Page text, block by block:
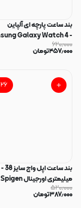
بند ساعت پارچه ای آلپاین
Galaxy Watch 4 -
Watch 5 Pro طوسی کد 96849
۶۲۰٫۰۰۰
۴۵۷٫۰۰۰تومان
۲۶
میلیمتری اورجینال Spigen
۵۲۰٫۰۰۰
۳۸۷٫۰۰۰تومان